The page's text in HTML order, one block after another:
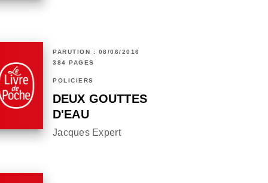
PARUTION : 08/06/2016
384 PAGES
POLICIERS
DEUX GOUTTES
D'EAU
Jacques Expert